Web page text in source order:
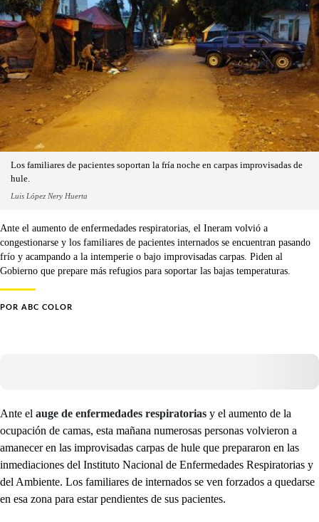
Los familiares de pacientes soportan la fría noche en carpas improvisadas de
hule.
Luis López Nery Huerta
Ante el aumento de enfermedades respiratorias, el Ineram volvió a
congestionarse y los familiares de pacientes internados se encuentran pasando
frío y acampando a la intemperie o bajo improvisadas carpas. Piden al
Gobierno que prepare más refugios para soportar las bajas temperaturas.
POR ABC COLOR
Ante el auge de enfermedades respiratorias y el aumento de la
ocupación de camas, esta mañana numerosas personas volvieron a
amanecer en las improvisadas carpas de hule que prepararon en las
inmediaciones del Instituto Nacional de Enfermedades Respiratorias y
del Ambiente. Los familiares de internados se ven forzados a quedarse
en esa zona para estar pendientes de sus pacientes.